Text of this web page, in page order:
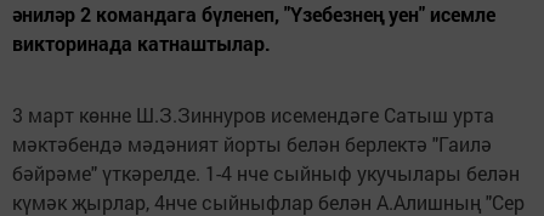
әниләр 2 командага бүленеп, "Үзебезнең уен" исемле
викторинада катнаштылар.
3 март көнне Ш.З.Зиннуров исемендәге Сатыш урта
мәктәбендә мәдәният йорты белән берлектә "Гаилә
бәйрәме" үткәрелде. 1-4 нче сыйныф укучылары белән
күмәк җырлар, 4нче сыйныфлар белән А.Алишның "Сер